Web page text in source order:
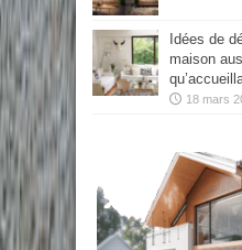
Idées de
maison
18 mars